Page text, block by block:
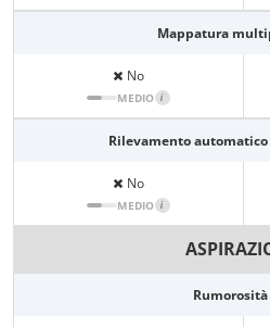
Mappatura
No
MEDIO i
Rilevamento
No
MEDIO i
Rumorosità